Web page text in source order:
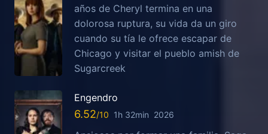
años de Cheryl termina en una
dolorosa ruptura, su vida da un giro
cuando su tía le ofrece escapar de
Chicago y visitar el pueblo amish de
Sugarcreek
Engendro
6.52 1h 32min 2026